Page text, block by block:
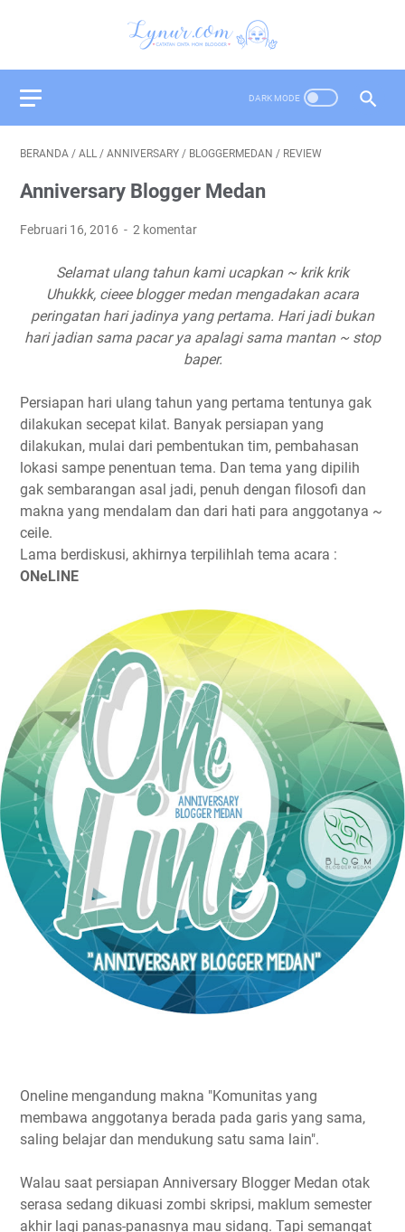
BERANDA / ALL / ANNIVERSARY / BLOGGERMEDAN / REVIEW
Anniversary Blogger Medan
Februari 16, 2016 2 komentar
Selamat ulang tahun kami ucapkan ~ krik krik
Uhukkk, cieee blogger medan mengadakan acara
peringatan hari jadinya yang pertama. Hari jadi bukan
hari jadian sama pacar ya apalagi sama mantan ~ stop
baper.
Persiapan hari ulang tahun yang pertama tentunya gak
dilakukan secepat kilat. Banyak persiapan yang
dilakukan, mulai dari pembentukan tim, pembahasan
lokasi sampe penentuan tema. Dan tema yang dipilih
gak sembarangan asal jadi, penuh dengan filosofi dan
makna yang mendalam dan dari hati para anggotanya ~
ceile.
Lama berdiskusi, akhirnya terpilihlah tema acara :
ONeLINE
Oneline mengandung makna "Komunitas yang
membawa anggotanya berada pada garis yang sama,
saling belajar dan mendukung satu sama lain".
Walau saat persiapan Anniversary Blogger Medan otak
serasa sedang dikuasi zombi skripsi, maklum semester
akhir lagi panas-panasnya mau sidang. Tapi semangat